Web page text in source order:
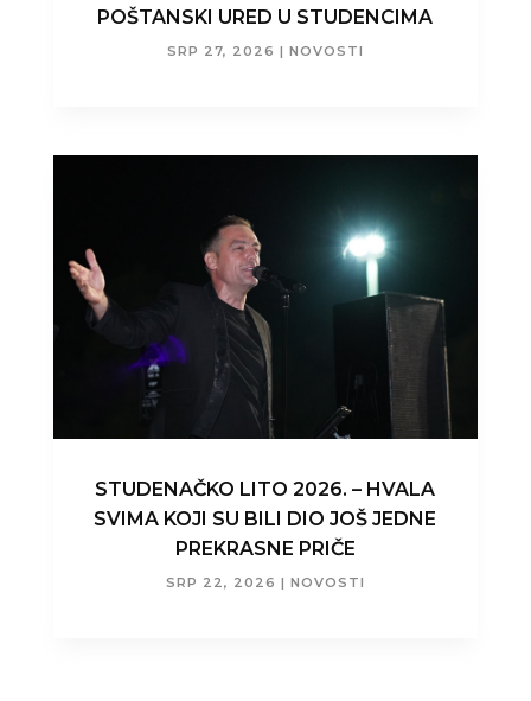
POŠTANSKI URED U STUDENCIMA
SRP 27, 2026 | NOVOSTI
STUDENAČKO LITO 2026. – HVALA
SVIMA KOJI SU BILI DIO JOŠ JEDNE
PREKRASNE PRIČE
SRP 22, 2026 | NOVOSTI